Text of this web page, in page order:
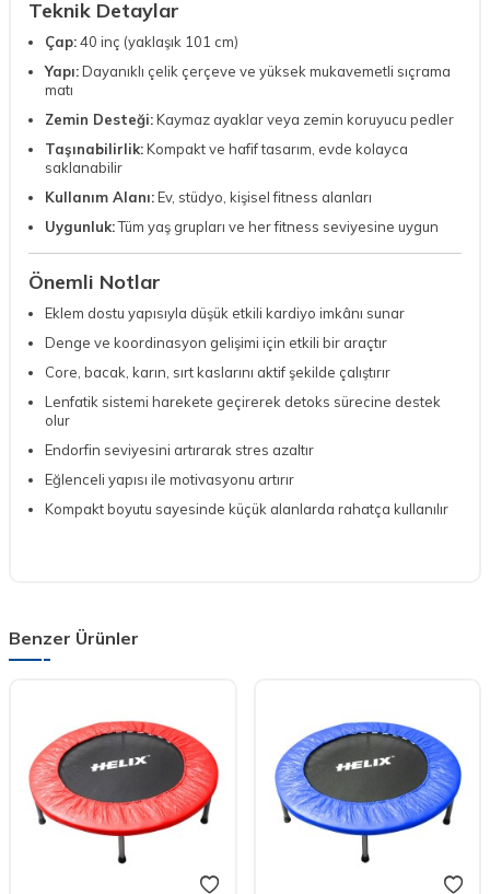
Teknik Detaylar
Çap:40 inç (yaklaşık 101 cm)
Yapı:Dayanıklı çelik çerçeve ve yüksek mukavemetli sıçrama
matı
Zemin Desteği:Kaymaz ayaklar veya zemin koruyucu pedler
Taşınabilirlik:Kompakt ve hafif tasarım, evde kolayca
saklanabilir
Kullanım Alanı:Ev, stüdyo, kişisel fitness alanları
Uygunluk:Tüm yaş grupları ve her fitness seviyesine uygun
Önemli Notlar
Eklem dostu yapısıyla düşük etkili kardiyo imkânı sunar
Denge ve koordinasyon gelişimi için etkili bir araçtır
Core, bacak, karın, sırt kaslarını aktif şekilde çalıştırır
Lenfatik sistemi harekete geçirerek detoks sürecine destek
olur
Endorfin seviyesini artırarak stres azaltır
Eğlenceli yapısı ile motivasyonu artırır
Kompakt boyutu sayesinde küçük alanlarda rahatça kullanılır
Benzer Ürünler